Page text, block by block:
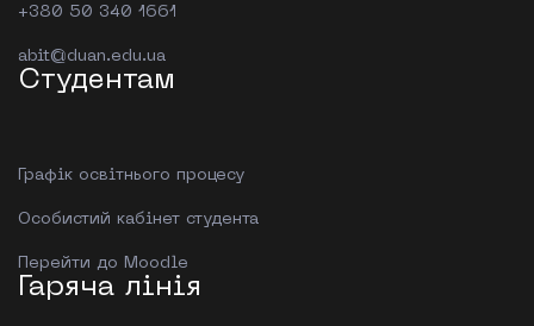
+380 50 340 1661
abit@duan.edu.ua
Студентам
Графік освітнього процесу
Особистий кабінет студента
Перейти до Moodle
Гаряча лінія